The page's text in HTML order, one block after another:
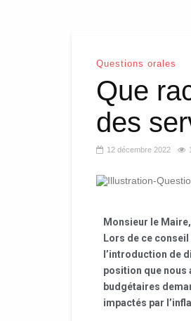
Questions orales
Que
des
12 décembre 2022
Monsieur le Maire,
Lors de ce
l’introduction de
position que nous
budgétaires
impactés par